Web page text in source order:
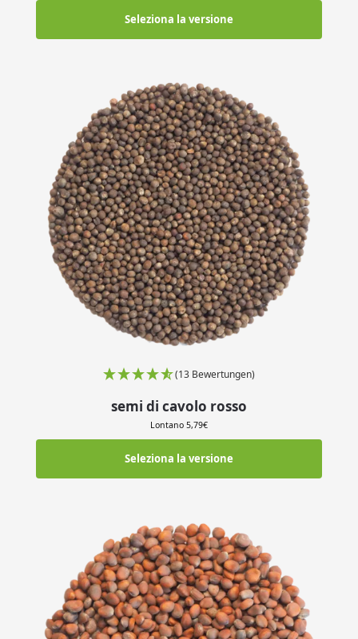
Seleziona la versione
(13 Bewertungen)
semi di cavolo rosso
Lontano 5,79€
Seleziona la versione